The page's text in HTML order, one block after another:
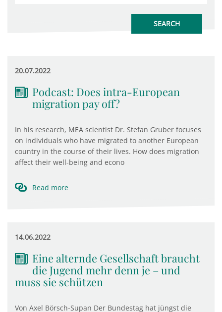
20.07.2022
Podcast: Does intra-European
migration pay off?
In his research, MEA scientist Dr. Stefan Gruber focuses
on individuals who have migrated to another European
country in the course of their lives. How does migration
affect their well-being and econo
Read more
14.06.2022
Eine alternde Gesellschaft braucht
die Jugend mehr denn je – und
muss sie schützen
Von Axel Börsch-Supan Der Bundestag hat jüngst die